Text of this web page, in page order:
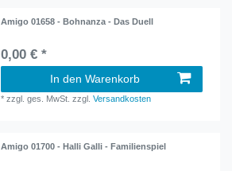
Amigo 01658 - Bohnanza - Das Duell
0,00 € *
In den Warenkorb
*zzgl. ges. MwSt. zzgl.Versandkosten
Amigo 01700 - Halli Galli - Familienspiel